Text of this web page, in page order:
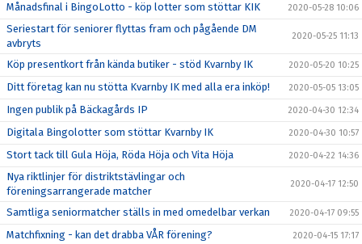
Månadsfinal i BingoLotto - köp lotter som stöttar KIK 2020-05-28 10:06
Seriestart för seniorer flyttas fram och pågående DM
avbryts
2020-05-25 11:13
Köp presentkort från kända butiker - stöd Kvarnby IK 2020-05-20 10:25
Ditt företag kan nu stötta Kvarnby IK med alla era inköp! 2020-05-05 13:05
Ingen publik på Bäckagårds IP 2020-04-30 12:34
Digitala Bingolotter som stöttar Kvarnby IK 2020-04-30 10:57
Stort tack till Gula Höja, Röda Höja och Vita Höja 2020-04-22 14:36
Nya riktlinjer för distriktstävlingar och
föreningsarrangerade matcher
2020-04-17 12:50
Samtliga seniormatcher ställs in med omedelbar verkan 2020-04-17 09:55
Matchfixning - kan det drabba VÅR förening? 2020-04-15 17:17